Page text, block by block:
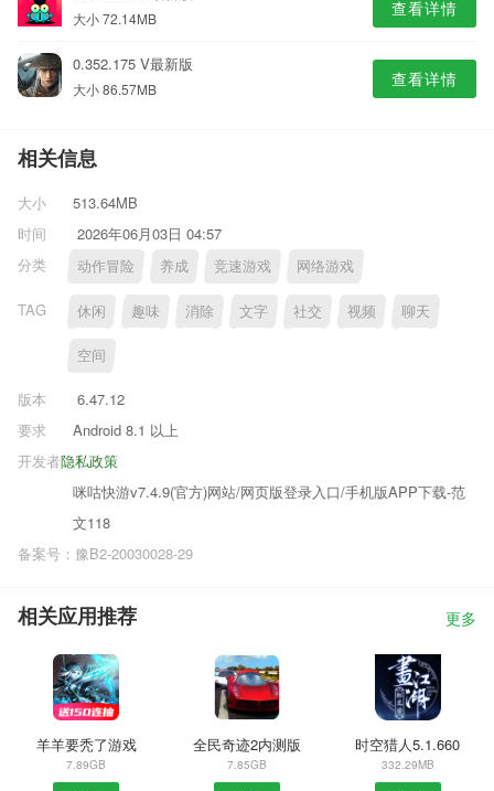
大小 72.14MB 查看详情
0.352.175 V最新版
大小 86.57MB 查看详情
相关信息
大小
513.64MB
时间
2026年06月03日 04:57
分类
动作冒险 养成 竞速游戏 网络游戏
TAG 休闲 趣味 消除 文字 社交 视频 聊天
空间
版本
6.47.12
要求
Android 8.1 以上
隐私政策
开发者
咪咕快游v7.4.9(官方)网站/网页版登录入口/手机版APP下载-范
文118
备案号：豫B2-20030028-29
相关应用推荐 更多
羊羊要秃了游戏
7.89GB
全民奇迹2内测版
7.85GB
时空猎人5.1.660
332.29MB